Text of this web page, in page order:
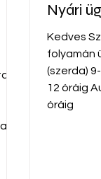
Nyári
Kedves
folyamán
(szerda)
12 óráig
óráig